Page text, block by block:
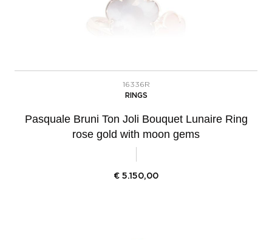
16336R
RINGS
Pasquale Bruni Ton Joli Bouquet Lunaire Ring
rose gold with moon gems
€ 5.150,00